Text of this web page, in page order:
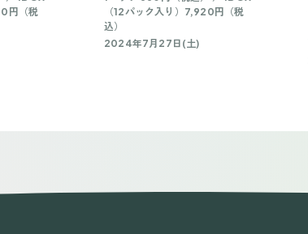
円（税
（12パック入り）7,920円（税
込）
2024年7月27日(土)